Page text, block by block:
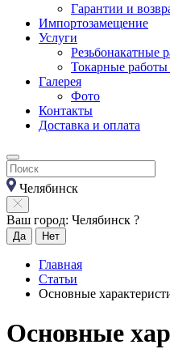
Гарантии и
Импортозамещение
Услуги
Резьбонакатные
Токарные работы
Галерея
Фото
Контакты
Доставка и оплата
Челябинск
Ваш город: Челябинск ?
Да Нет
Главная
Статьи
Основные
Основные